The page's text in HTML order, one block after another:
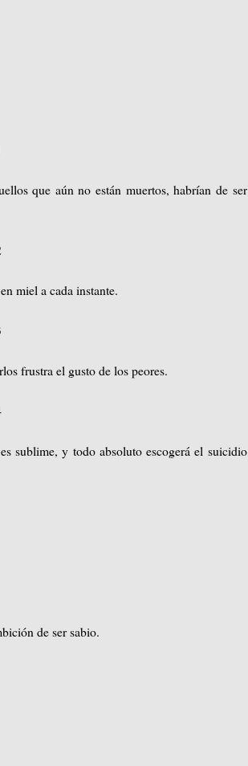
que aún no están muertos, habrían de ser
miel a cada instante.
frustra el gusto de los peores.
sublime, y todo absoluto escogerá el suicidio
de ser sabio.